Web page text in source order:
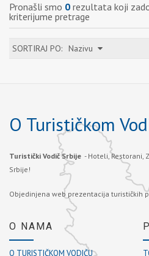
Pronašli smo 0 rezultata koji
kriterijume pretrage
SORTIRAJ PO: Nazivu
O Turističkom
Turistički Vodič Srbije - Hoteli, Restorani,
Srbije!
Objedinjena web prezentacija turističkih
O NAMA
O TURISTIČKOM VODIČU